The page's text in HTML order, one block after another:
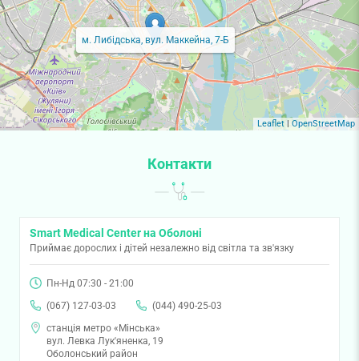
м. Либідська, вул. Маккейна, 7-Б
Leaflet| OpenStreetMap
Контакти
Smart Medical Center на Оболоні
Приймає дорослих і дітей незалежно від світла та зв'язку
Пн-Нд 07:30 - 21:00
(067) 127-03-03
(044) 490-25-03
станція метро «Мінська»
вул. Левка Лук'яненка, 19
Оболонський район